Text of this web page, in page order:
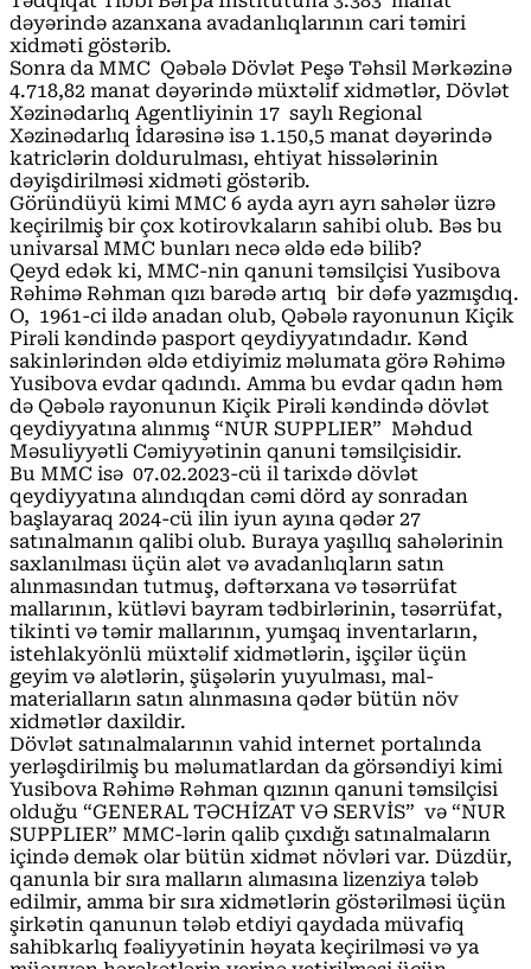
dəyərində azanxana avadanlıqlarının cari təmiri
xidməti göstərib.
Sonra da MMC Qəbələ Dövlət Peşə Təhsil Mərkəzinə
4.718,82 manat dəyərində müxtəlif xidmətlər, Dövlət
Xəzinədarlıq Agentliyinin 17 saylı Regional
Xəzinədarlıq İdarəsinə isə 1.150,5 manat dəyərində
katriclərin doldurulması, ehtiyat hissələrinin
dəyişdirilməsi xidməti göstərib.
Göründüyü kimi MMC 6 ayda ayrı ayrı sahələr üzrə
keçirilmiş bir çox kotirovkaların sahibi olub. Bəs bu
univarsal MMC bunları necə əldə edə bilib?
Qeyd edək ki, MMC-nin qanuni təmsilçisi Yusibova
Rəhimə Rəhman qızı barədə artıq bir dəfə yazmışdıq.
O, 1961-ci ildə anadan olub, Qəbələ rayonunun Kiçik
Pirəli kəndində pasport qeydiyyatındadır. Kənd
sakinlərindən əldə etdiyimiz məlumata görə Rəhimə
Yusibova evdar qadındı. Amma bu evdar qadın həm
də Qəbələ rayonunun Kiçik Pirəli kəndində dövlət
qeydiyyatına alınmış “NUR SUPPLIER” Məhdud
Məsuliyyətli Cəmiyyətinin qanuni təmsilçisidir.
Bu MMC isə 07.02.2023-cü il tarixdə dövlət
qeydiyyatına alındıqdan cəmi dörd ay sonradan
başlayaraq 2024-cü ilin iyun ayına qədər 27
satınalmanın qalibi olub. Buraya yaşıllıq sahələrinin
saxlanılması üçün alət və avadanlıqların satın
alınmasından tutmuş, dəftərxana və təsərrüfat
mallarının, kütləvi bayram tədbirlərinin, təsərrüfat,
tikinti və təmir mallarının, yumşaq inventarların,
istehlakyönlü müxtəlif xidmətlərin, işçilər üçün
geyim və alətlərin, şüşələrin yuyulması, mal-
materialların satın alınmasına qədər bütün növ
xidmətlər daxildir.
Dövlət satınalmalarının vahid internet portalında
yerləşdirilmiş bu məlumatlardan da görsəndiyi kimi
Yusibova Rəhimə Rəhman qızının qanuni təmsilçisi
olduğu “GENERAL TƏCHİZAT VƏ SERVİS” və “NUR
SUPPLIER” MMC-lərin qalib çıxdığı satınalmaların
içində demək olar bütün xidmət növləri var. Düzdür,
qanunla bir sıra malların alımasına lizenziya tələb
edilmir, amma bir sıra xidmətlərin göstərilməsi üçün
şirkətin qanunun tələb etdiyi qaydada müvafiq
sahibkarlıq fəaliyyətinin həyata keçirilməsi və ya